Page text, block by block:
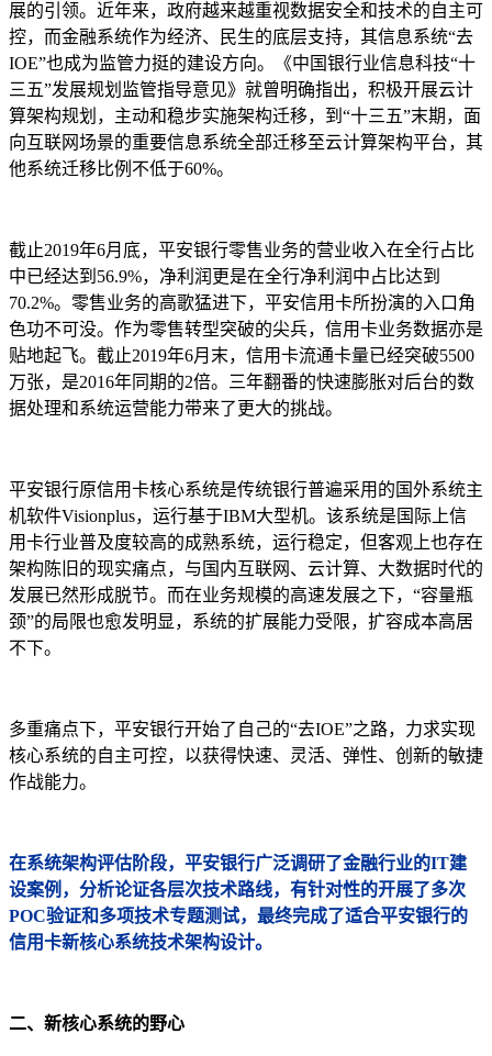
展的引领。近年来，政府越来越重视数据安全和技术的自主可
控，而金融系统作为经济、民生的底层支持，其信息系统“去
IOE”也成为监管力挺的建设方向。《中国银行业信息科技“十
三五”发展规划监管指导意见》就曾明确指出，积极开展云计
算架构规划，主动和稳步实施架构迁移，到“十三五”末期，面
向互联网场景的重要信息系统全部迁移至云计算架构平台，其
他系统迁移比例不低于60%。
截止2019年6月底，平安银行零售业务的营业收入在全行占比
中已经达到56.9%，净利润更是在全行净利润中占比达到
70.2%。零售业务的高歌猛进下，平安信用卡所扮演的入口角
色功不可没。作为零售转型突破的尖兵，信用卡业务数据亦是
贴地起飞。截止2019年6月末，信用卡流通卡量已经突破5500
万张，是2016年同期的2倍。三年翻番的快速膨胀对后台的数
据处理和系统运营能力带来了更大的挑战。
平安银行原信用卡核心系统是传统银行普遍采用的国外系统主
机软件Visionplus，运行基于IBM大型机。该系统是国际上信
用卡行业普及度较高的成熟系统，运行稳定，但客观上也存在
架构陈旧的现实痛点，与国内互联网、云计算、大数据时代的
发展已然形成脱节。而在业务规模的高速发展之下，“容量瓶
颈”的局限也愈发明显，系统的扩展能力受限，扩容成本高居
不下。
多重痛点下，平安银行开始了自己的“去IOE”之路，力求实现
核心系统的自主可控，以获得快速、灵活、弹性、创新的敏捷
作战能力。
在系统架构评估阶段，平安银行广泛调研了金融行业的IT建
设案例，分析论证各层次技术路线，有针对性的开展了多次
POC验证和多项技术专题测试，最终完成了适合平安银行的
信用卡新核心系统技术架构设计。
二、新核心系统的野心